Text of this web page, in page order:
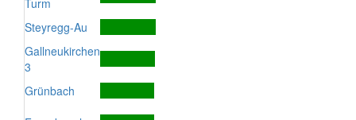
Turm
Steyregg-Au
Gallneukirchen
3
Grünbach